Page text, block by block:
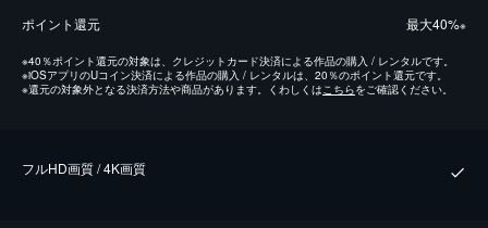
ポイント還元 最⼤40%※
※40％ポイント還元の対象は、クレジットカード決済による作品の購入 / レンタルです。
※iOSアプリのUコイン決済による作品の購入 / レンタルは、20％のポイント還元です。
※還元の対象外となる決済方法や商品があります。くわしくはこちらをご確認ください。
フルHD画質 / 4K画質